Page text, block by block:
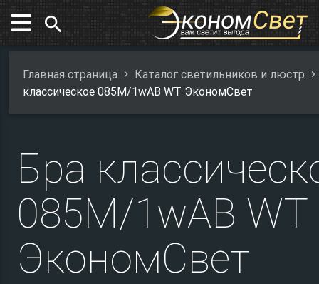
search
Главная страница
Каталог светильников и люстр
классическое 085M/1wAB WT ЭкономСвет
Бра
085M/1wAB WT
ЭкономСвет